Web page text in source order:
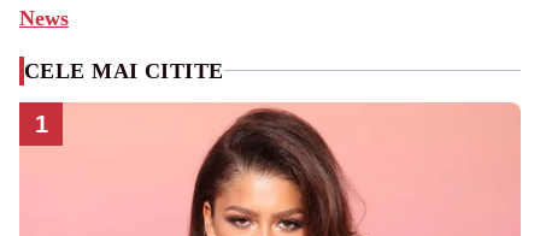
News
CELE MAI CITITE
1